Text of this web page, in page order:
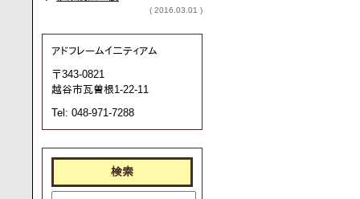
( 2016.03.01 )
アドフレームイ二ティアム
〒343-0821
越谷市瓦曽根1-22-11
Tel: 048-971-7288
検索